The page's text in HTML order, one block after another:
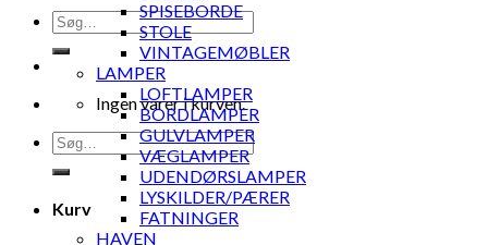
Søg
efter:
Ingen varer i kurven.
Søg
efter:
Kurv
SPISEBORDE
STOLE
VINTAGEMØBLER
LAMPER
LOFTLAMPER
BORDLAMPER
GULVLAMPER
VÆGLAMPER
UDENDØRSLAMPER
LYSKILDER/PÆRER
FATNINGER
HAVEN